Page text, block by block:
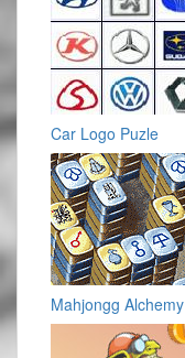
Car Logo Puzle
Mahjongg Alchemy